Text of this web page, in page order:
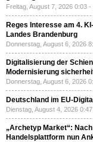
Freitag, August 7, 2026 0:03 -
Reges Interesse am 4.
Landes Brandenburg
Donnerstag, August 6, 2026
Digitalisierung der
Modernisierung
Donnerstag, August 6, 2026
Deutschland im EU-
Dienstag, August 4, 2026
„Archetyp Market“:
Handelsplattform nun